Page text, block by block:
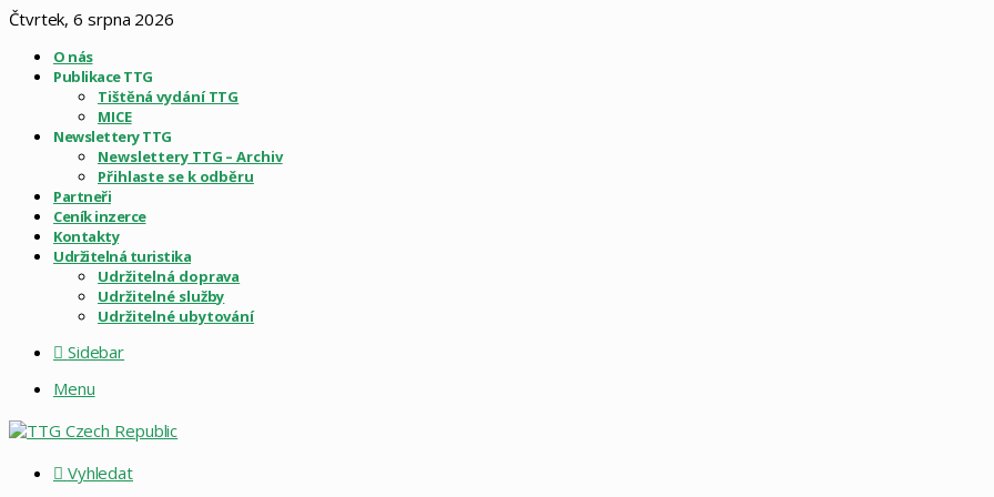
Čtvrtek, 6 srpna 2026
O nás
Publikace TTG
Tištěná vydání TTG
MICE
Newslettery TTG
Newslettery TTG – Archiv
Přihlaste se k odběru
Partneři
Ceník inzerce
Kontakty
Udržitelná turistika
Udržitelná doprava
Udržitelné služby
Udržitelné ubytování
Sidebar
Menu
Vyhledat